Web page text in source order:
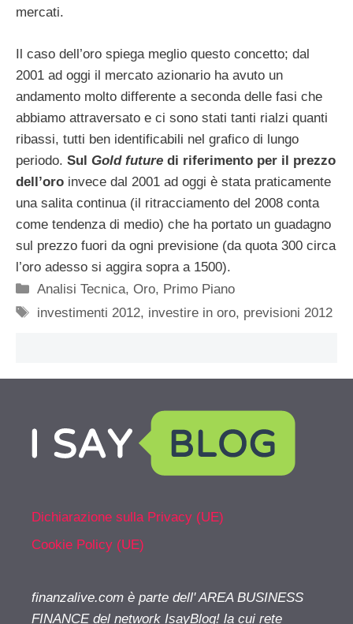
mercati.
Il caso dell’oro spiega meglio questo concetto; dal
2001 ad oggi il mercato azionario ha avuto un
andamento molto differente a seconda delle fasi che
abbiamo attraversato e ci sono stati tanti rialzi quanti
ribassi, tutti ben identificabili nel grafico di lungo
periodo. Sul Gold future di riferimento per il prezzo
dell’oro invece dal 2001 ad oggi è stata praticamente
una salita continua (il ritracciamento del 2008 conta
come tendenza di medio) che ha portato un guadagno
sul prezzo fuori da ogni previsione (da quota 300 circa
l’oro adesso si aggira sopra a 1500).
Categorie
Analisi Tecnica,Oro, Primo Piano
Tag
investimenti 2012, investire in oro, previsioni 2012
Dichiarazione sulla Privacy (UE)
Cookie Policy (UE)
finanzalive.com è parte dell' AREA BUSINESS
FINANCE del network IsayBlog! la cui rete